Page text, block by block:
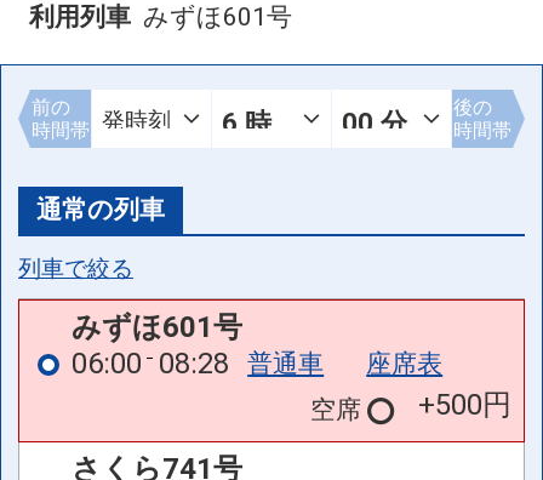
利用列車 みずほ601号
前の
時間帯
後の
時間帯
通常の列車
列車で絞る
みずほ601号
06:00 08:28 普通車
座席表
空席
+500円
さくら741号